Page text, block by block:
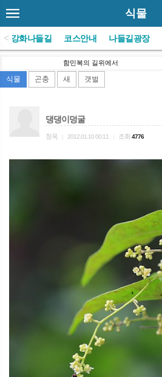
식물
<)강화나들길 코스안내 나들길광장
함민복의 길위에서
식물 곤충 새 갯벌
댕댕이덩굴
청옥 2012.01.10 00:11 조회 4776